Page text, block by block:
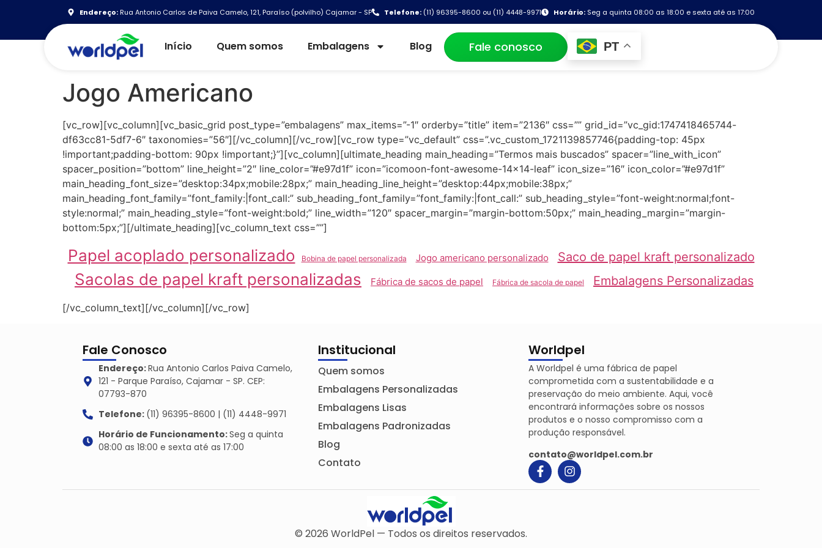
Endereço: Rua Antonio Carlos de Paiva Camelo, 121, Paraíso (polvilho) Cajamar - SP Telefone: (11) 96395-8600 ou (11) 4448-9971 Horário: Seg a quinta 08:00 as 18:00 e sexta até as 17:00
Início Quem somos Embalagens Blog Fale conosco PT
Jogo Americano
[vc_row][vc_column][vc_basic_grid post_type=”embalagens” max_items=”-1″ orderby=”title” item=”2136″ css=”” grid_id=”vc_gid:1747418465744-
df63cc81-5df7-6″ taxonomies=”56″][/vc_column][/vc_row][vc_row type=”vc_default” css=”.vc_custom_1721139857746{padding-top: 45px
!important;padding-bottom: 90px !important;}”][vc_column][ultimate_heading main_heading=”Termos mais buscados” spacer=”line_with_icon”
spacer_position=”bottom” line_height=”2″ line_color=”#e97d1f” icon=”icomoon-font-awesome-14×14-leaf” icon_size=”16″ icon_color=”#e97d1f”
main_heading_font_size=”desktop:34px;mobile:28px;” main_heading_line_height=”desktop:44px;mobile:38px;”
main_heading_font_family=”font_family:|font_call:” sub_heading_font_family=”font_family:|font_call:” sub_heading_style=”font-weight:normal;font-
style:normal;” main_heading_style=”font-weight:bold;” line_width=”120″ spacer_margin=”margin-bottom:50px;” main_heading_margin=”margin-
bottom:5px;”][/ultimate_heading][vc_column_text css=””]
Papel acoplado personalizado Bobina de papel personalizada Jogo americano personalizado Saco de papel kraft personalizado
Sacolas de papel kraft personalizadas Fábrica de sacos de papel Fábrica de sacola de papel Embalagens Personalizadas
[/vc_column_text][/vc_column][/vc_row]
Fale Conosco
Endereço:Rua Antonio Carlos Paiva Camelo,
121 - Parque Paraíso, Cajamar - SP. CEP:
07793-870
Telefone: (11) 96395-8600 | (11) 4448-9971
Horário de Funcionamento:Seg a quinta
08:00 as 18:00 e sexta até as 17:00
Institucional
Quem somos
Embalagens Personalizadas
Embalagens Lisas
Embalagens Padronizadas
Blog
Contato
Worldpel
A Worldpel é uma fábrica de papel
comprometida com a sustentabilidade e a
preservação do meio ambiente. Aqui, você
encontrará informações sobre os nossos
produtos e o nosso compromisso com a
produção responsável.
contato@worldpel.com.br
© 2026 WorldPel — Todos os direitos reservados.